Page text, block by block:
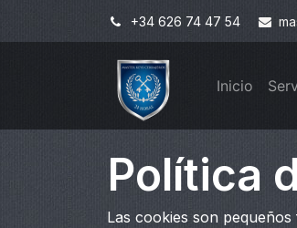
+34 626 74 47 54
Inicio
Política
Las cookies son